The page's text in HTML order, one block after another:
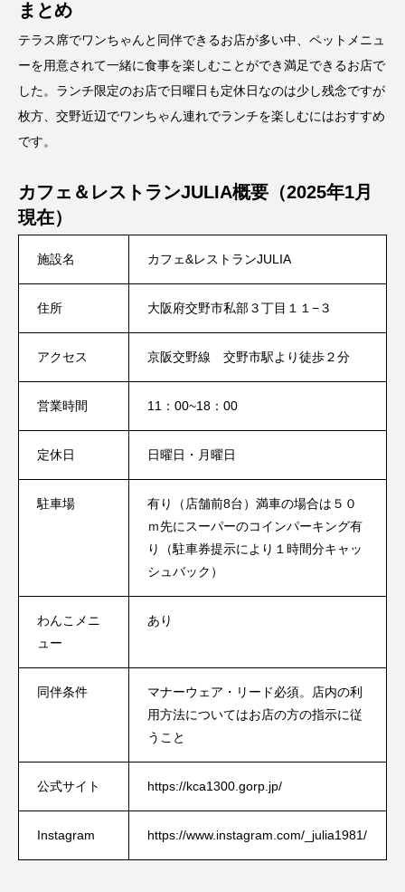
まとめ
テラス席でワンちゃんと同伴できるお店が多い中、ペットメニュ
ーを用意されて一緒に食事を楽しむことができ満足できるお店で
した。ランチ限定のお店で日曜日も定休日なのは少し残念ですが
枚方、交野近辺でワンちゃん連れでランチを楽しむにはおすすめ
です。
カフェ＆レストランJULIA概要（2025年1月
現在）
施設名 カフェ&レストランJULIA
住所 大阪府交野市私部３丁目１１−３
アクセス 京阪交野線 交野市駅より徒歩２分
営業時間 11：00~18：00
定休日 日曜日・月曜日
駐車場
有り（店舗前8台）満車の場合は５０
ｍ先にスーパーのコインパーキング有
り（駐車券提示により１時間分キャッ
シュバック）
わんこメニ
ュー
あり
同伴条件
マナーウェア・リード必須。店内の利
用方法についてはお店の方の指示に従
うこと
公式サイト https://kca1300.gorp.jp/
Instagram https://www.instagram.com/_julia1981/